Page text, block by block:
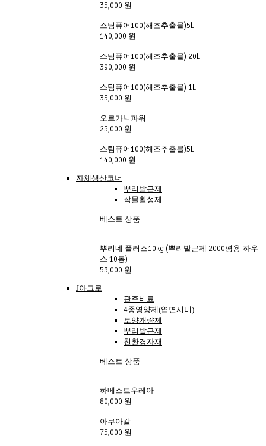
35,000 원
스팀퓨어100(해조추출물)5L
140,000 원
스팀퓨어100(해조추출물) 20L
390,000 원
스팀퓨어100(해조추출물) 1L
35,000 원
오르가닉파워
25,000 원
스팀퓨어100(해조추출물)5L
140,000 원
자체생산코너
뿌리발근제
작물활성제
베스트 상품
뿌리네 플러스10kg (뿌리발근제 2000평용-하우
스 10동)
53,000 원
J아그로
관주비료
4종영양제(엽면시비)
토양개량제
뿌리발근제
친환경자재
베스트 상품
하베스트우레아
80,000 원
아쿠아칼
75,000 원